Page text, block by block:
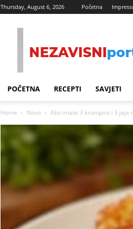
Thursday, August 6, 2026 Početna
POČETNA RECEPTI SAVJETI
Home Novo Ako imate 3 krompira i 3 jaja